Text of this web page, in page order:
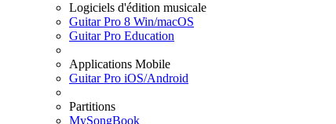
Logiciels d'édition musicale
Guitar Pro 8 Win/macOS
Guitar Pro Education
Applications Mobile
Guitar Pro iOS/Android
Partitions
MySongBook